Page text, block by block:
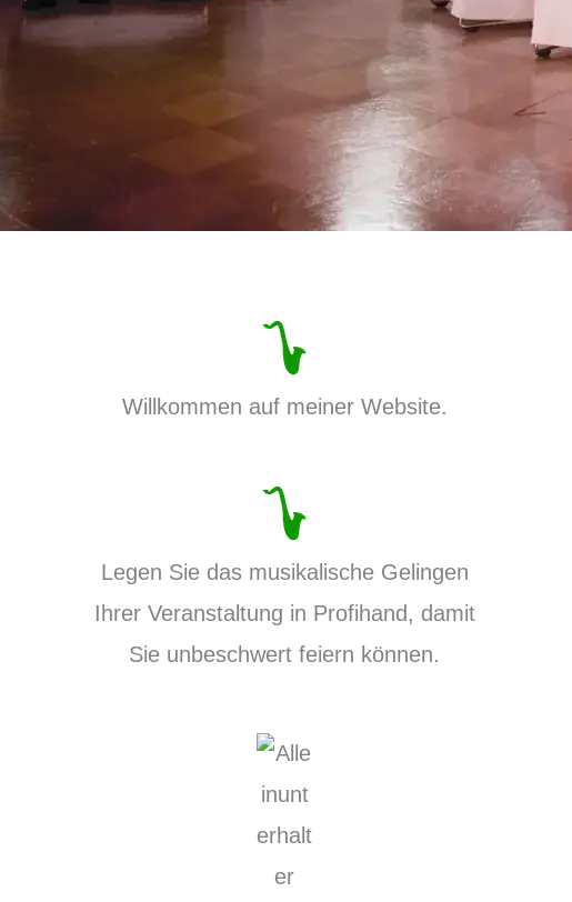
Willkommen auf meiner Website.
Legen Sie das musikalische Gelingen
Ihrer Veranstaltung in Profihand, damit
Sie unbeschwert feiern können.